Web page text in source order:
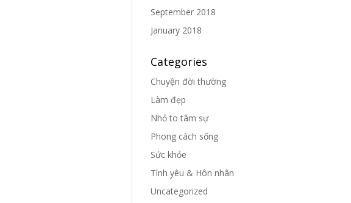
September 2018
January 2018
Categories
Chuyện đời thường
Làm đẹp
Nhỏ to tâm sự
Phong cách sống
Sức khỏe
Tình yêu & Hôn nhân
Uncategorized